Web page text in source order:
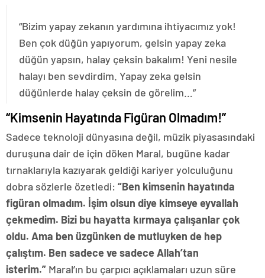
“Bizim yapay zekanın yardımına ihtiyacımız yok!
Ben çok düğün yapıyorum, gelsin yapay zeka
düğün yapsın, halay çeksin bakalım! Yeni nesile
halayı ben sevdirdim. Yapay zeka gelsin
düğünlerde halay çeksin de görelim…”
“Kimsenin Hayatında Figüran Olmadım!”
Sadece teknoloji dünyasına değil, müzik piyasasındaki
duruşuna dair de için döken Maral, bugüne kadar
tırnaklarıyla kazıyarak geldiği kariyer yolculuğunu
dobra sözlerle özetledi: “Ben kimsenin hayatında
figüran olmadım. İşim olsun diye kimseye eyvallah
çekmedim. Bizi bu hayatta kırmaya çalışanlar çok
oldu. Ama ben üzgünken de mutluyken de hep
çalıştım. Ben sadece ve sadece Allah’tan
isterim.” Maral’ın bu çarpıcı açıklamaları uzun süre